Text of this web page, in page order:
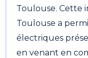
Toulouse. Cette
Toulouse a
électriques
en venant en